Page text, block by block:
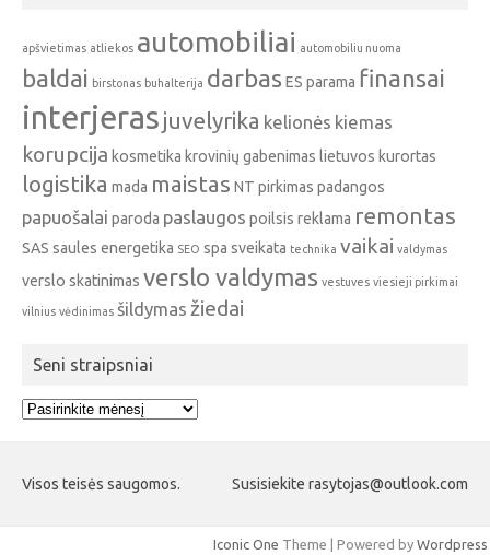
apšvietimas atliekos automobiliai automobiliu nuoma
baldai birstonas buhalterija darbas ES parama finansai
interjeras juvelyrika kelionės kiemas
korupcija kosmetika krovinių gabenimas lietuvos kurortas
logistika mada maistas NT pirkimas padangos
papuošalai paroda paslaugos poilsis reklama remontas
SAS saules energetika SEO spa sveikata technika vaikai valdymas
verslo skatinimas verslo valdymas vestuves viesieji pirkimai
vilnius vėdinimas šildymas žiedai
Seni straipsniai
Seni
Visos teisės saugomos. Susisiekite rasytojas@outlook.com
Iconic One Theme | Powered by Wordpress